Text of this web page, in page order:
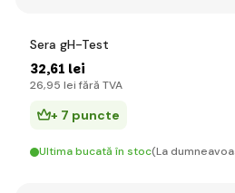
Sera gH-Test
32,61 lei
26,95 lei fără TVA
+ 7 puncte
Ultima bucată în stoc(La